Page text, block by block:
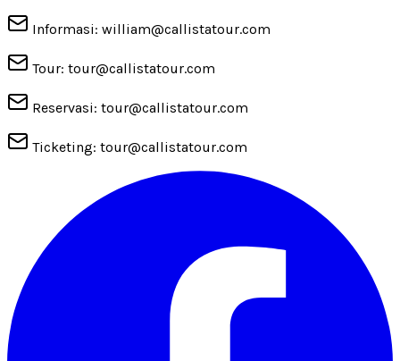
Informasi: william@callistatour.com
Tour: tour@callistatour.com
Reservasi: tour@callistatour.com
Ticketing: tour@callistatour.com